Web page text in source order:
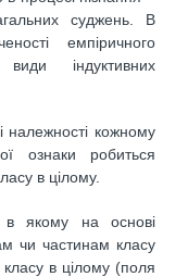
суджень. В
емпіричного
індуктивних
належності кожному
ознаки робиться
в цілому.
в якому на основі
чи частинам класу
класу в цілому (поля